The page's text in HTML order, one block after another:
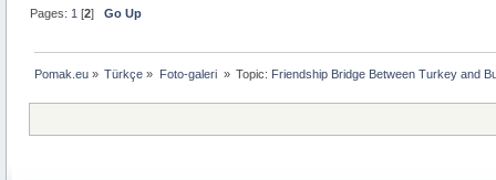
Pages: 1 [2]Go Up
Pomak.eu » Türkçe » Foto-galeri » Topic: Friendship Bridge Between Turkey and